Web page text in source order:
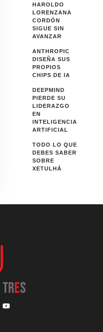
HAROLDO
LORENZANA
CORDÓN
SIGUE SIN
AVANZAR
ANTHROPIC
DISEÑA SUS
PROPIOS
CHIPS DE IA
DEEPMIND
PIERDE SU
LIDERAZGO
EN
INTELIGENCIA
ARTIFICIAL
TODO LO QUE
DEBES SABER
SOBRE
XETULHÁ